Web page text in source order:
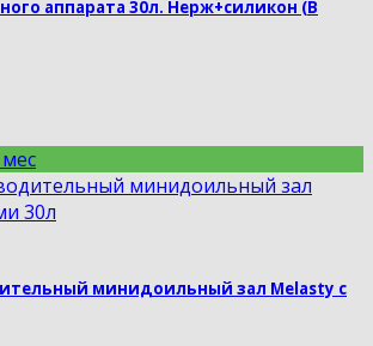
аппарата 30л. Нерж+силикон (В
минидоильный зал Melasty с